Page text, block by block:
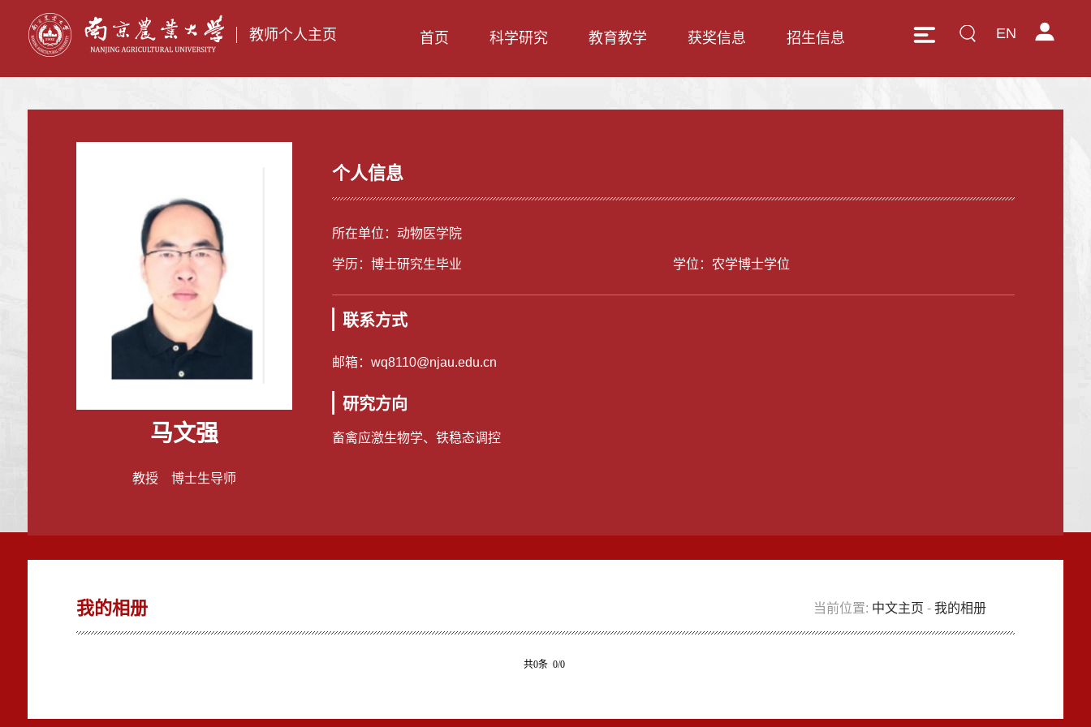
教师个人主页 EN
首页 科学研究 教育教学 获奖信息 招生信息
马文强
教授 博士生导师
个人信息
所在单位：动物医学院
学历：博士研究生毕业 学位：农学博士学位
联系方式
邮箱： wq8110@njau.edu.cn
研究方向
畜禽应激生物学、铁稳态调控
我的相册 当前位置: 中文主页 -我的相册
共0条 0/0